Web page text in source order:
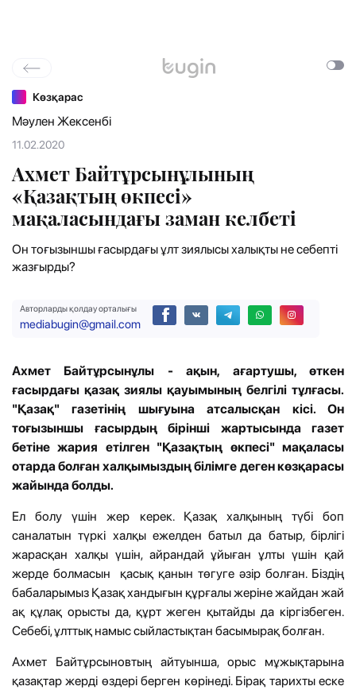
Көзқарас
Мәулен Жексенбі
11.02.2020
Ахмет Байтұрсынұлының
«Қазақтың өкпесі»
мақаласындағы заман келбеті
Он тоғызыншы ғасырдағы ұлт зиялысы халықты не себепті
жазғырды?
Авторларды қолдау орталығы
mediabugin@gmail.com
Ахмет Байтұрсынұлы - ақын, ағартушы, өткен
ғасырдағы қазақ зиялы қауымының белгілі тұлғасы.
"Қазақ" газетінің шығуына атсалысқан кісі. Он
тоғызыншы ғасырдың бірінші жартысында газет
бетіне жария етілген "Қазақтың өкпесі" мақаласы
отарда болған халқымыздың білімге деген көзқарасы
жайында болды.
Ел болу үшін жер керек. Қазақ халқының түбі боп
саналатын түркі халқы ежелден батыл да батыр, бірлігі
жарасқан халқы үшін, айрандай ұйыған ұлты үшін қай
жерде болмасын қасық қанын төгуге әзір болған. Біздің
бабаларымыз Қазақ хандығын құрғалы жеріне жайдан жай
ақ құлақ орысты да, құрт жеген қытайды да кіргізбеген.
Себебі, ұлттық намыс сыйластықтан басымырақ болған.
Ахмет Байтұрсыновтың айтуынша, орыс мұжықтарына
қазақтар жерді өздері берген көрінеді. Бірақ тарихты еске